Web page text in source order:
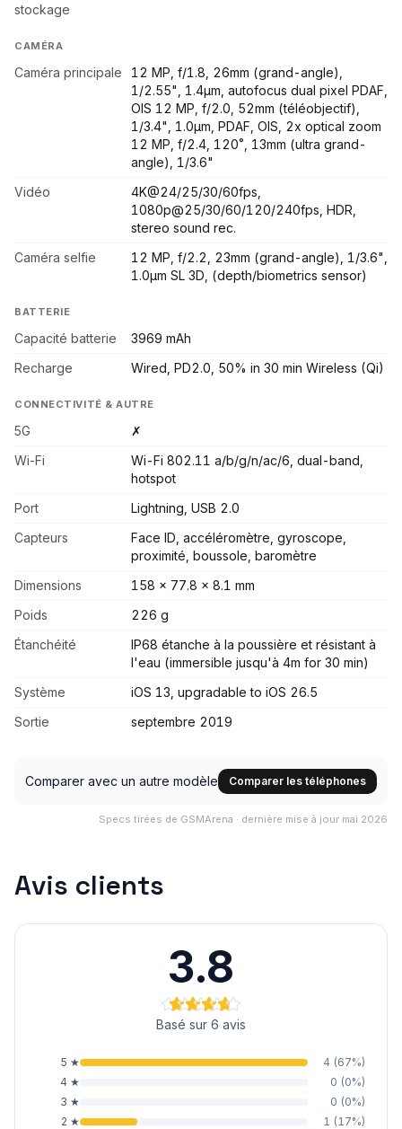
stockage
CAMÉRA
Caméra principale
12 MP, f/1.8, 26mm (grand-angle),
1/2.55", 1.4µm, autofocus dual pixel PDAF,
OIS 12 MP, f/2.0, 52mm (téléobjectif),
1/3.4", 1.0µm, PDAF, OIS, 2x optical zoom
12 MP, f/2.4, 120˚, 13mm (ultra grand-
angle), 1/3.6"
Vidéo
4K@24/25/30/60fps,
1080p@25/30/60/120/240fps, HDR,
stereo sound rec.
Caméra selfie
12 MP, f/2.2, 23mm (grand-angle), 1/3.6",
1.0µm SL 3D, (depth/biometrics sensor)
BATTERIE
Capacité batterie
3969 mAh
Recharge
Wired, PD2.0, 50% in 30 min Wireless (Qi)
CONNECTIVITÉ & AUTRE
5G
✗
Wi-Fi
Wi-Fi 802.11 a/b/g/n/ac/6, dual-band,
hotspot
Port
Lightning, USB 2.0
Capteurs
Face ID, accéléromètre, gyroscope,
proximité, boussole, baromètre
Dimensions
158 x 77.8 x 8.1 mm
Poids
226 g
Étanchéité
IP68 étanche à la poussière et résistant à
l'eau (immersible jusqu'à 4m for 30 min)
Système
iOS 13, upgradable to iOS 26.5
Sortie
septembre 2019
Comparer avec un autre modèle Comparer les téléphones
Specs tirées de GSMArena · dernière mise à jour mai 2026
Avis clients
3.8
Basé sur 6 avis
5 ★ 4 (67%)
4 ★ 0 (0%)
3 ★ 0 (0%)
2 ★ 1 ( 17%)